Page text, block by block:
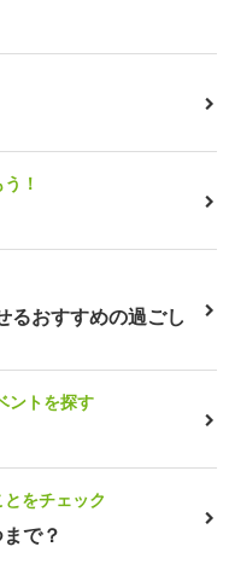
！
るおすすめの過ごし
ントを探す
をチェック
で？